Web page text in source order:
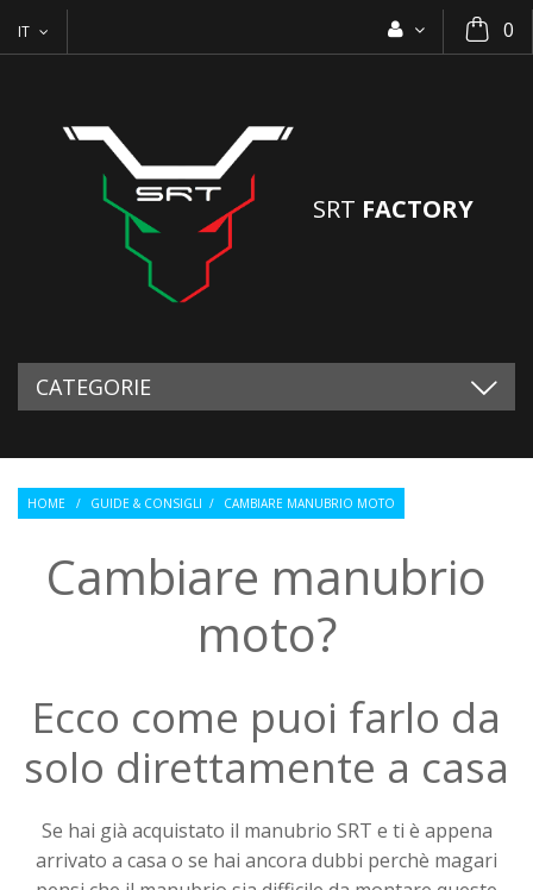
0
IT
SRT FACTORY
CATEGORIE
HOME / GUIDE & CONSIGLI / CAMBIARE MANUBRIO MOTO
Cambiare manubrio
moto?
Ecco come puoi farlo da
solo direttamente a casa
Se hai già acquistato il manubrio SRT e ti è appena
arrivato a casa o se hai ancora dubbi perchè magari